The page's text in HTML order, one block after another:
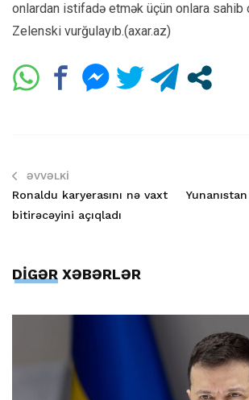
onlardan istifadə etmək üçün onlara sahib
Zelenski vurğulayıb.(axar.az)
ƏVVƏLKI
Ronaldu karyerasını nə vaxt
bitirəcəyini açıqladı
DİGƏR XƏBƏRLƏR